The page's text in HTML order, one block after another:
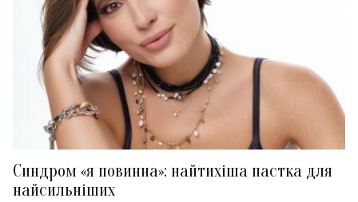
Синдром «я повинна»: найтихіша пастка для
найсильніших